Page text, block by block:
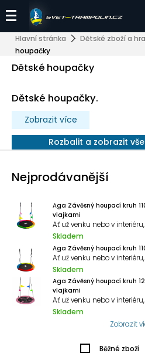
Hlavní stránka Dětské zboží a
houpačky
Dětské houpačky
Dětské houpačky.
Zobrazit více
Rozbalit a zobrazit
Nejprodávanější
Aga Závěsný houpací kruh
vlajkami
Skladem
Aga Závěsný houpací kruh
Skladem
Aga Závěsný houpací kruh
vlajkami
Skladem
Zobrazit
Běžné zboží